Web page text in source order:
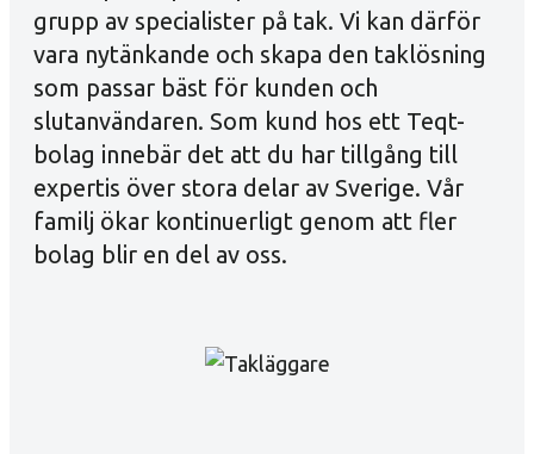
grupp av specialister på tak. Vi kan därför
vara nytänkande och skapa den taklösning
som passar bäst för kunden och
slutanvändaren. Som kund hos ett Teqt-
bolag innebär det att du har tillgång till
expertis över stora delar av Sverige. Vår
familj ökar kontinuerligt genom att fler
bolag blir en del av oss.